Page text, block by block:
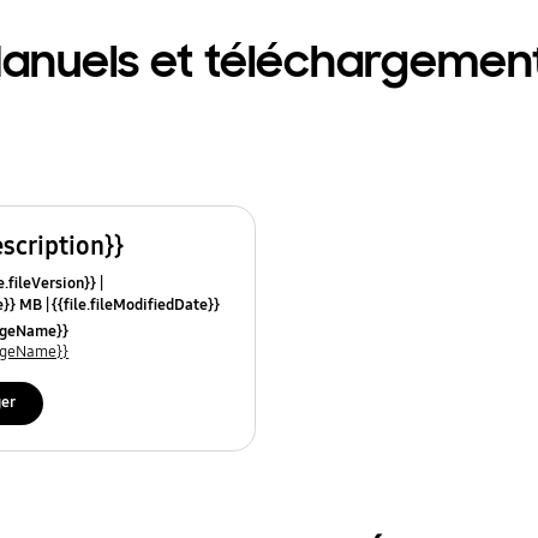
et
MB {{file.fileModifiedDate}}